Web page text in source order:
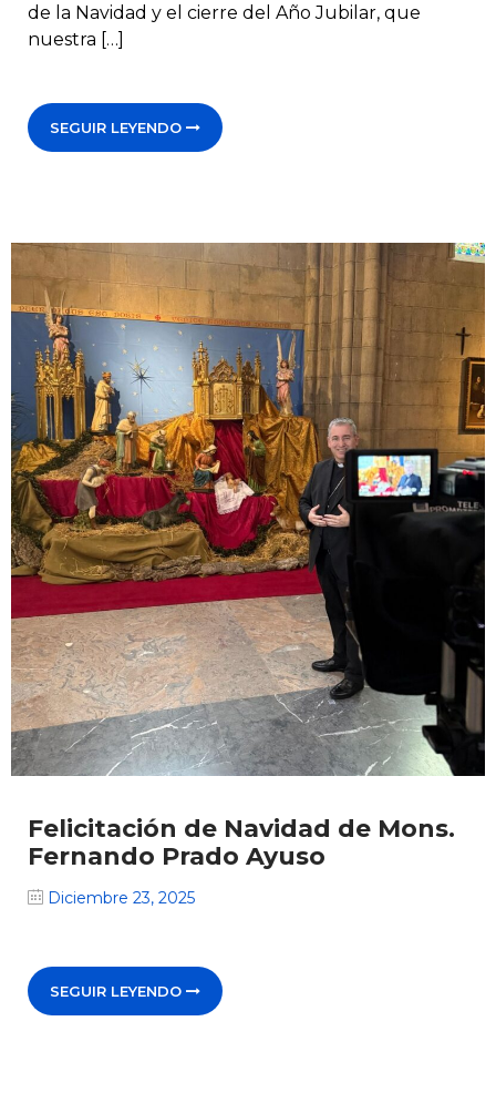
de la Navidad y el cierre del Año Jubilar, que
nuestra […]
SEGUIR LEYENDO
Felicitación de Navidad de Mons.
Fernando Prado Ayuso
Diciembre 23, 2025
SEGUIR LEYENDO